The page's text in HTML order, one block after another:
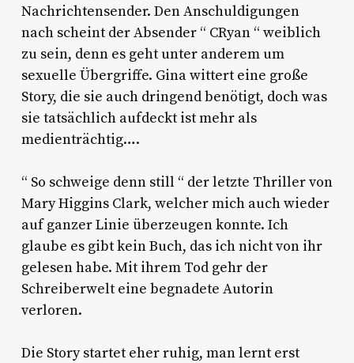
Nachrichtensender. Den Anschuldigungen
nach scheint der Absender “ CRyan “ weiblich
zu sein, denn es geht unter anderem um
sexuelle Übergriffe. Gina wittert eine große
Story, die sie auch dringend benötigt, doch was
sie tatsächlich aufdeckt ist mehr als
medienträchtig….
“ So schweige denn still “ der letzte Thriller von
Mary Higgins Clark, welcher mich auch wieder
auf ganzer Linie überzeugen konnte. Ich
glaube es gibt kein Buch, das ich nicht von ihr
gelesen habe. Mit ihrem Tod gehr der
Schreiberwelt eine begnadete Autorin
verloren.
Die Story startet eher ruhig, man lernt erst